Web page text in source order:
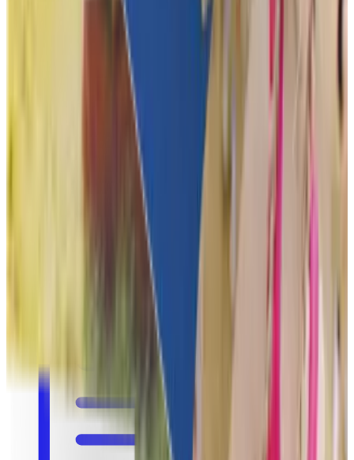
Travailler chez Funkey
Rejoindrez-vous notre start-up ambitieuse ?